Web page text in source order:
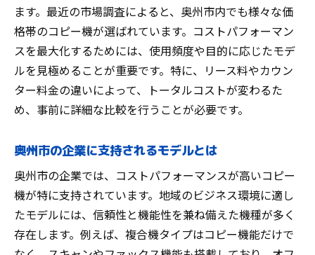
ます。最近の市場調査によると、奥州市内でも様々な価
格帯のコピー機が選ばれています。コストパフォーマン
スを最大化するためには、使用頻度や目的に応じたモデ
ルを見極めることが重要です。特に、リース料やカウン
ター料金の違いによって、トータルコストが変わるた
め、事前に詳細な比較を行うことが必要です。
奥州市の企業に支持されるモデルとは
奥州市の企業では、コストパフォーマンスが高いコピー
機が特に支持されています。地域のビジネス環境に適し
たモデルには、信頼性と機能性を兼ね備えた機種が多く
存在します。例えば、複合機タイプはコピー機能だけで